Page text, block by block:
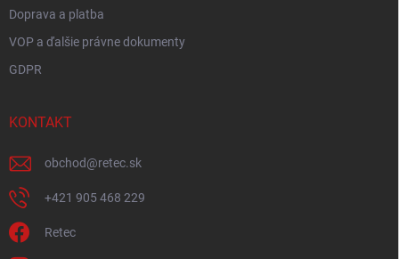
Doprava a platba
VOP a ďalšie právne dokumenty
GDPR
KONTAKT
obchod@retec.sk
+421 905 468 229
Retec